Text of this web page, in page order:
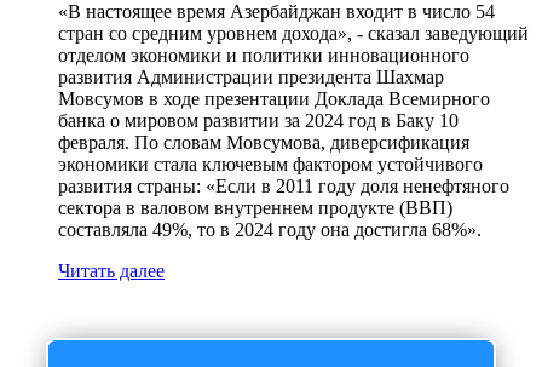
«В настоящее время Азербайджан входит в число 54
стран со средним уровнем дохода», - сказал заведующий
отделом экономики и политики инновационного
развития Администрации президента Шахмар
Мовсумов в ходе презентации Доклада Всемирного
банка о мировом развитии за 2024 год в Баку 10
февраля. По словам Мовсумова, диверсификация
экономики стала ключевым фактором устойчивого
развития страны: «Если в 2011 году доля ненефтяного
сектора в валовом внутреннем продукте (ВВП)
составляла 49%, то в 2024 году она достигла 68%».
Читать далее